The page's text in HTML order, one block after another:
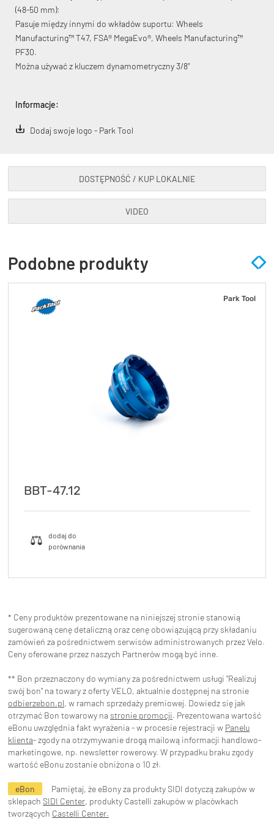
34,90 zł* 89,00 zł*
(48-50 mm):
Pasuje między innymi do wkładów suportu: Wheels
Manufacturing™ T47, FSA® MegaEvo®, Wheels Manufacturing™
PF30.
Można używać z kluczem dynamometryczny 3/8"
Informacje:
Dodaj swoje logo - Park Tool
DOSTĘPNOŚĆ / KUP LOKALNIE
VIDEO
Podobne produkty
Park Tool
BBT-47.12
* Ceny produktów prezentowane na niniejszej stronie stanowią
sugerowaną cenę detaliczną oraz cenę obowiązującą przy składaniu
zamówień za pośrednictwem serwisów administrowanych przez Velo.
Ceny oferowane przez naszych Partnerów mogą być inne.
** Bon przeznaczony do wymiany za pośrednictwem usługi "Realizuj
swój bon" na towary z oferty VELO, aktualnie dostępnej na stronie
odbierzebon.pl, w ramach sprzedaży premiowej. Dowiedz się jak
otrzymać Bon towarowy na stronie promocji. Prezentowana wartość
eBonu uwzględnia fakt wyrażenia - w procesie rejestracji w Panelu
klienta- zgody na otrzymywanie drogą mailową informacji handlowo-
marketingowe, np. newsletter rowerowy. W przypadku braku zgody
wartość eBonu zostanie obniżona o 10 zł.
eBon
Pamiętaj, że eBony za produkty SIDI dotyczą zakupów w
sklepach SIDI Center, produkty Castelli zakupów w placówkach
tworzących Castelli Center.